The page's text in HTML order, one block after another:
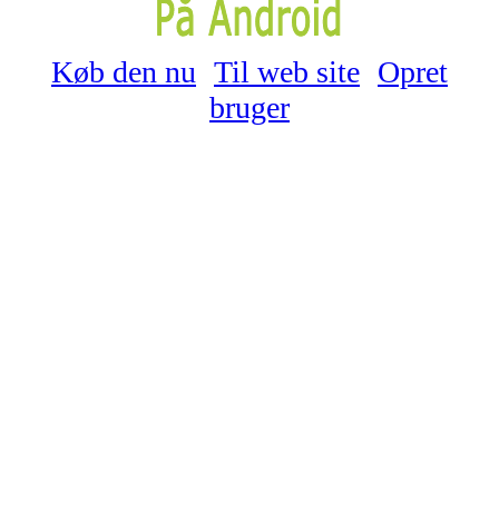
Køb den nu Til web site Opret
bruger